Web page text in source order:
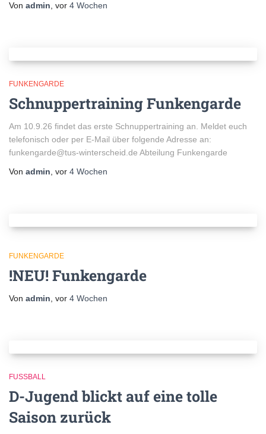
Von admin , vor 4 Wochen
FUNKENGARDE
Schnuppertraining Funkengarde
Am 10.9.26 findet das erste Schnuppertraining an. Meldet euch
telefonisch oder per E-Mail über folgende Adresse an:
funkengarde@tus-winterscheid.de Abteilung Funkengarde
Von admin , vor 4 Wochen
FUNKENGARDE
!NEU! Funkengarde
Von admin , vor 4 Wochen
FUSSBALL
D-Jugend blickt auf eine tolle
Saison zurück